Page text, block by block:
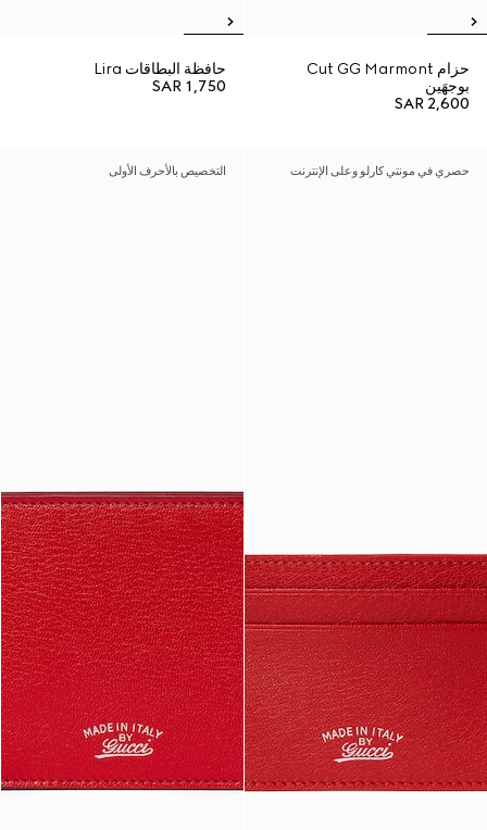
حزام Cut GG Marmont
بوجهَين
SAR 2,600
حافظة البطاقات Lira
SAR 1,750
حصري في مونتي كارلو وعلى الإنترنت التخصيص بالأحرف الأولى